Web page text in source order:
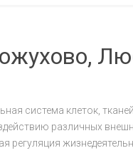
система клеток,
различных
регуляция